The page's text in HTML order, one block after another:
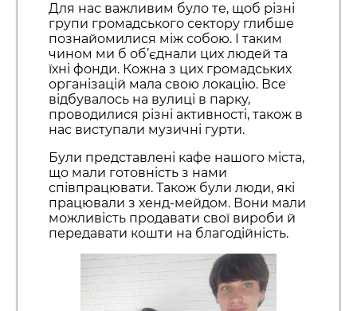
Для нас важливим було те, щоб різні
групи громадського сектору глибше
познайомилися між собою. І таким
чином ми б об’єднали цих людей та
їхні фонди. Кожна з цих громадських
організацій мала свою локацію. Все
відбувалось на вулиці в парку,
проводилися різні активності, також в
нас виступали музичні гурти.
Були представлені кафе нашого міста,
що мали готовність з нами
співпрацювати. Також були люди, які
працювали з хенд-мейдом. Вони мали
можливість продавати свої вироби й
передавати кошти на благодійність.